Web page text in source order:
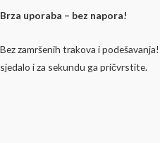
Brza uporaba – bez napora!
Bez zamršenih trakova i
sjedalo i za sekundu ga pričvrstite.